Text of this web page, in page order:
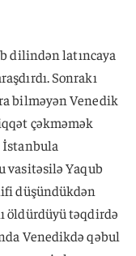
dilindən latıncaya
Sonrakı
bilməyən Venedik
çəkməmək
İstanbula
vasitəsilə Yaqub
düşündükdən
öldürdüyü təqdirdə
Venedikdə qəbul